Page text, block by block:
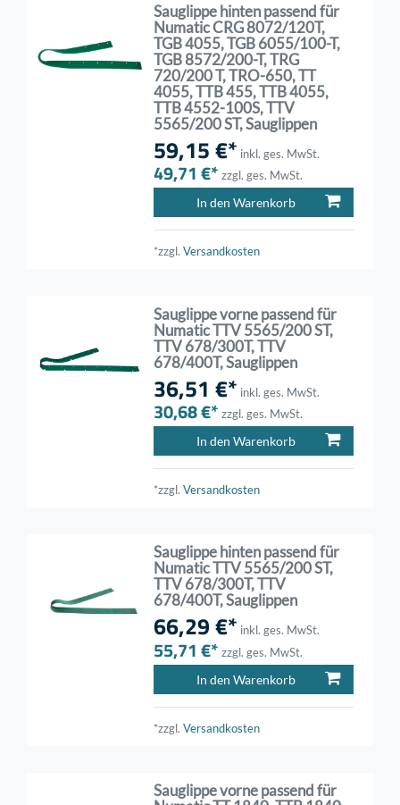
Sauglippe hinten passend für
Numatic CRG 8072/120T,
TGB 4055, TGB 6055/100-T,
TGB 8572/200-T, TRG
720/200 T, TRO-650, TT
4055, TTB 455, TTB 4055,
TTB 4552-100S, TTV
5565/200 ST, Sauglippen
59,15 €* inkl. ges. MwSt.
49,71 €* zzgl. ges. MwSt.
In den Warenkorb
*zzgl.Versandkosten
Sauglippe vorne passend für
Numatic TTV 5565/200 ST,
TTV 678/300T, TTV
678/400T, Sauglippen
36,51 €* inkl. ges. MwSt.
30,68 €* zzgl. ges. MwSt.
In den Warenkorb
*zzgl.Versandkosten
Sauglippe hinten passend für
Numatic TTV 5565/200 ST,
TTV 678/300T, TTV
678/400T, Sauglippen
66,29 €* inkl. ges. MwSt.
55,71 €* zzgl. ges. MwSt.
In den Warenkorb
*zzgl.Versandkosten
Sauglippe vorne passend für